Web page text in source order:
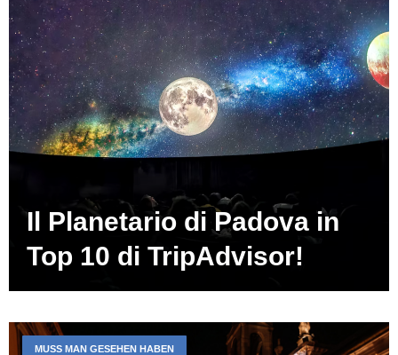
Il Planetario di Padova in
Top 10 di TripAdvisor!
MUSS MAN GESEHEN HABEN